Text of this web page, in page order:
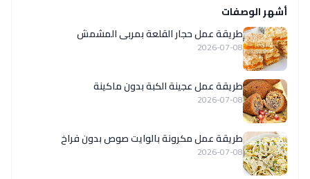
أشهر الوصفات
طريقة عمل حجار القلعة بمربى المشمش
2026-07-08
طريقة عمل عجينة الكبة بدون ماكينة
2026-07-08
طريقة عمل مكرونة بالوايت صوص بدون فراخ
2026-07-08